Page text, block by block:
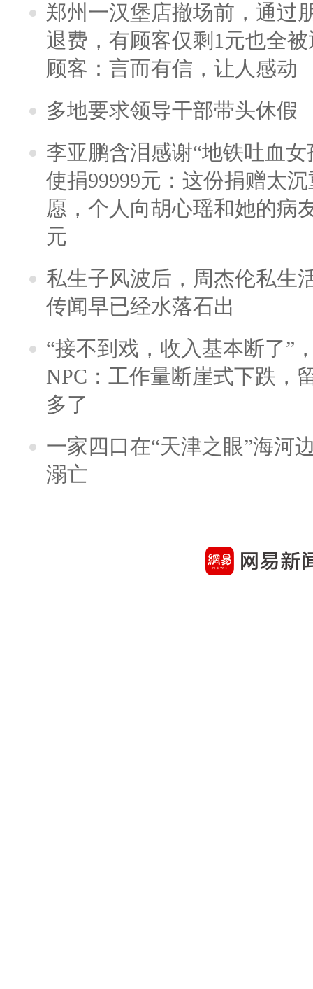
郑州一汉堡店撤场前，通过
退费，有顾客仅剩1元也全
顾客：言而有信，让人感动
多地要求领导干部带头休假
李亚鹏含泪感谢“地铁吐血
使捐99999元：这份捐赠太
愿，个人向胡心瑶和她的病
元
私生子风波后，周杰伦私生
传闻早已经水落石出
“接不到戏，收入基本断了”
NPC：工作量断崖式下跌，
多了
一家四口在“天津之眼”海河
溺亡